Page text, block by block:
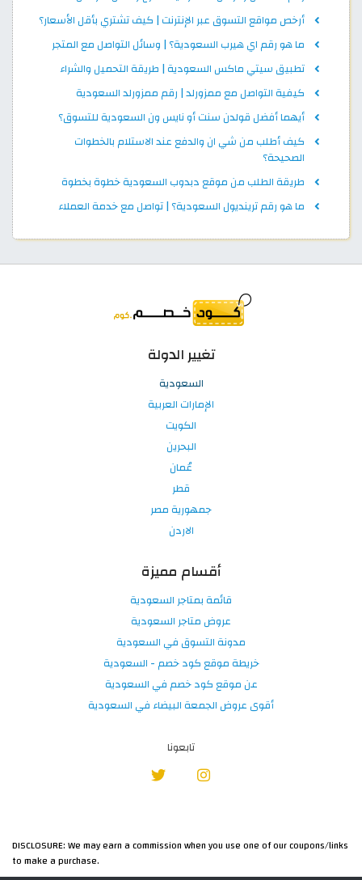
أرخص مواقع التسوق عبر الإنترنت | كيف تشتري بأقل الأسعار؟
ما هو رقم اي هيرب السعودية؟ | وسائل التواصل مع المتجر
تطبيق سيتي ماكس السعودية | طريقة التحميل والشراء
كيفية التواصل مع ممزورلد | رقم ممزورلد السعودية
أيهما أفضل قولدن سنت أو نايس ون السعودية للتسوق؟
كيف أطلب من شي ان والدفع عند الاستلام بالخطوات
الصحيحة؟
طريقة الطلب من موقع دبدوب السعودية خطوة بخطوة
ما هو رقم ترينديول السعودية؟ | تواصل مع خدمة العملاء
تغيير الدولة
السعودية
الإمارات العربية
الكويت
البحرين
عُمان
قطر
جمهورية مصر
الاردن
أقسام مميزة
قائمة بمتاجر السعودية
عروض متاجر السعودية
مدونة التسوق في السعودية
خريطة موقع كود خصم - السعودية
عن موقع كود خصم في السعودية
أقوى عروض الجمعة البيضاء في السعودية
تابعونا
DISCLOSURE: We may earn a commission when you use one of our coupons/links
to make a purchase.